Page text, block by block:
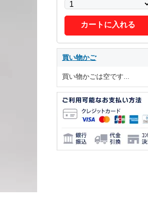
カートに入れる
買い物かご
買い物かごは空です...